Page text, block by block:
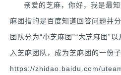
亲爱的芝麻，你好，我是最
麻团指的是百度知道回答问题并
团队分为“小芝麻团”“大芝麻团”
入芝麻团队，成为芝麻团的一份
https://zhidao.baidu.com/